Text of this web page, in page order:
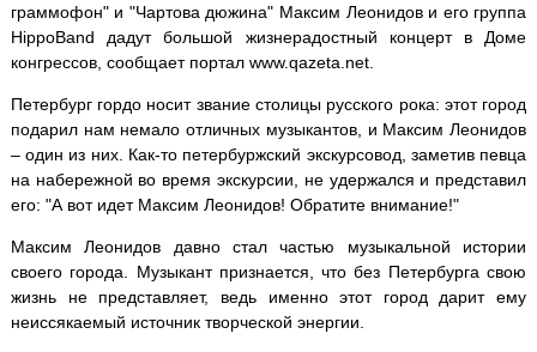
граммофон" и "Чартова дюжина" Максим Леонидов и его группа
HippoBand дадут большой жизнерадостный концерт в Доме
конгрессов, сообщает портал www.qazeta.net.
Петербург гордо носит звание столицы русского рока: этот город
подарил нам немало отличных музыкантов, и Максим Леонидов
– один из них. Как-то петербуржский экскурсовод, заметив певца
на набережной во время экскурсии, не удержался и представил
его: "А вот идет Максим Леонидов! Обратите внимание!"
Максим Леонидов давно стал частью музыкальной истории
своего города. Музыкант признается, что без Петербурга свою
жизнь не представляет, ведь именно этот город дарит ему
неиссякаемый источник творческой энергии.